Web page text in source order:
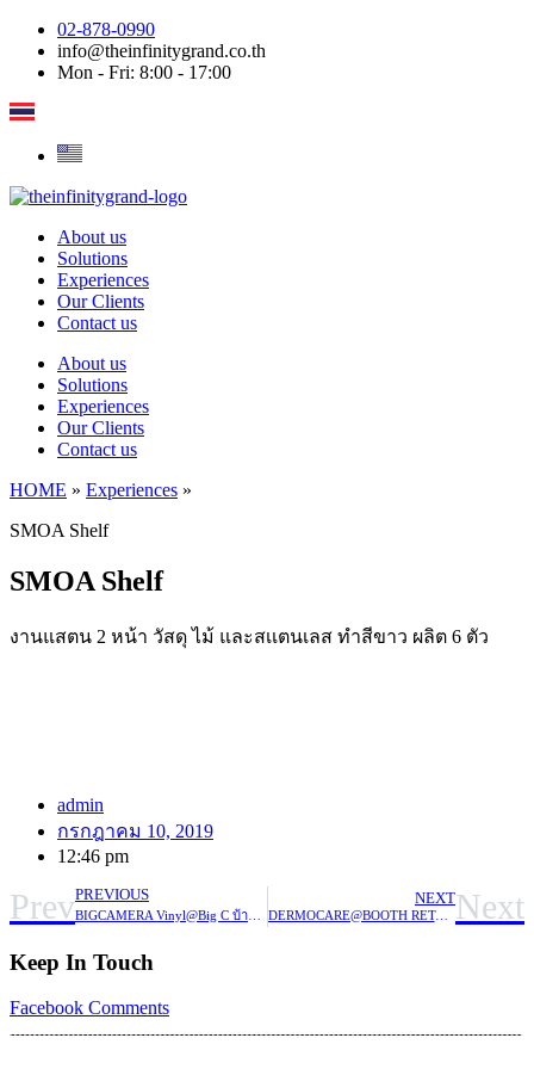
Skip
content
02-878-0990
info@theinfinitygrand.co.th
Mon - Fri: 8:00 - 17:00
About us
Solutions
Experiences
Our Clients
Contact us
About us
Solutions
Experiences
Our Clients
Contact us
HOME » Experiences »
SMOA Shelf
SMOA Shelf
งานแสตน 2 หน้า วัสดุ ไม้ และสเเตนเลส ทำสีขาว ผลิต 6 ตัว
admin
กรกฎาคม 10, 2019
12:46 pm
PrevPREVIOUS NEXT
DERMOCARE@BOOTH RETAIL SHOP Next
Keep In Touch
Facebook Comments